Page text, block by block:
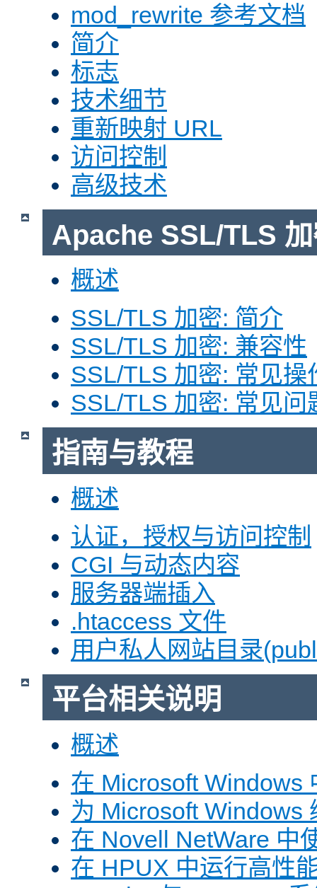
mod_rewrite 参考文档
简介
标志
技术细节
重新映射 URL
访问控制
高级技术
Apache SSL/TLS
概述
SSL/TLS 加密: 简介
SSL/TLS 加密: 兼容性
SSL/TLS 加密: 常见操
SSL/TLS 加密: 常见问
指南与教程
概述
认证，授权与访问控制
CGI 与动态内容
服务器端插入
.htaccess 文件
用户私人网站目录
平台相关说明
概述
在 Microsoft Windows
为 Microsoft Windows
在 Novell NetWare 中
在 HPUX 中运行高性